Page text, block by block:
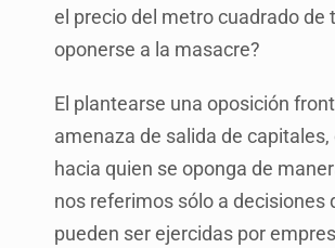
el precio del metro cuadrado de
oponerse a la masacre?
El plantearse una oposición
amenaza de salida de
hacia quien se oponga de
nos referimos sólo a decisiones
pueden ser ejercidas por